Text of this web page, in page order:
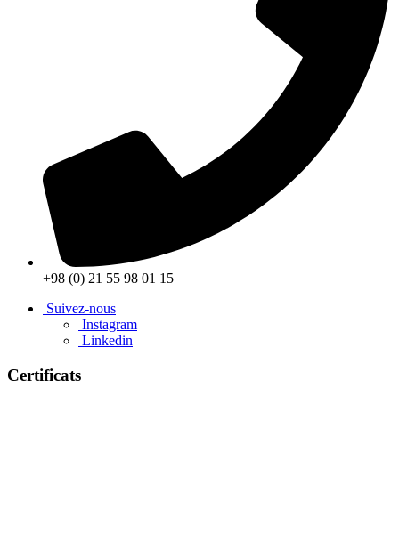
+98 (0) 21 55 98 01 15
Suivez-nous
Instagram
Linkedin
Certificats